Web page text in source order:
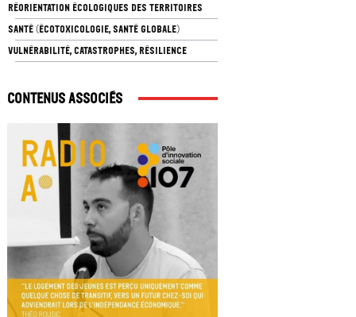
RÉORIENTATION ÉCOLOGIQUES DES TERRITOIRES
SANTÉ (ÉCOTOXICOLOGIE, SANTÉ GLOBALE)
VULNÉRABILITÉ, CATASTROPHES, RÉSILIENCE
Contenus associés